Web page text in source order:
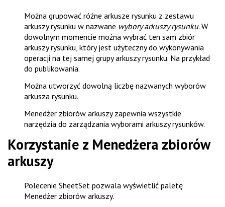
Można grupować różne arkusze rysunku z zestawu
arkuszy rysunku w nazwane wybory arkuszy rysunku. W
dowolnym momencie można wybrać ten sam zbiór
arkuszy rysunku, który jest użyteczny do wykonywania
operacji na tej samej grupy arkuszy rysunku. Na przykład
do publikowania.
Można utworzyć dowolną liczbę nazwanych wyborów
arkusza rysunku.
Menedżer zbiorów arkuszyzapewnia wszystkie
narzędzia do zarządzania wyborami arkuszy rysunków.
Korzystanie z Menedżera zbiorów
arkuszy
PolecenieSheetSet pozwala wyświetlić paletę
Menedżer zbiorów arkuszy.